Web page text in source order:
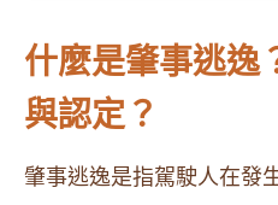
什麼是肇事逃逸
與認定？
肇事逃逸是指駕駛人在發